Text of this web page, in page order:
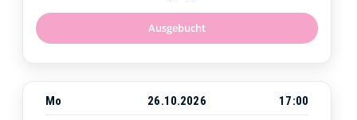
Ausgebucht
Mo 26.10.2026
17:00